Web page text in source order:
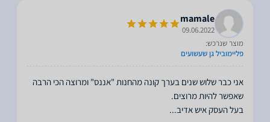
mamale
09.06.2022
מוצר שנרכש:
פליימוביל גן שעשועים
אני כבר שלוש שנים בערך קונה מהחנות "אננס" ומרוצה הכי הרבה
בעל העסק איש אדיב...